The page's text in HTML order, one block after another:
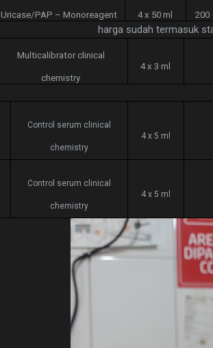
Uricase/PAP – Monoreagent 4 x 50 ml 200
harga sudah termasuk
Multicalibrator clinical
chemistry
4 x 3 ml
Control serum clinical
chemistry
4 x 5 ml
Control serum clinical
chemistry
4 x 5 ml